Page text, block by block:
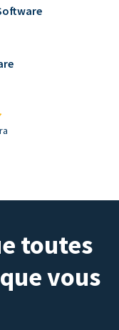
toutes
vous